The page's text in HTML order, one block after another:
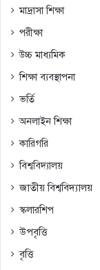
মাদ্রাসা শিক্ষা
পরীক্ষা
উচ্চ মাধ্যমিক
শিক্ষা ব্যবস্থাপনা
ভর্তি
অনলাইন শিক্ষা
কারিগরি
বিশ্ববিদ্যালয়
জাতীয় বিশ্ববিদ্যালয়
স্কলারশিপ
উপবৃত্তি
বৃত্তি